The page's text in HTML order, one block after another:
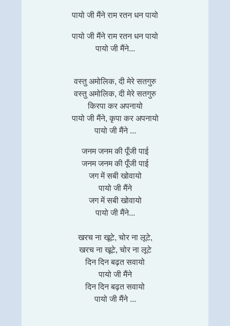
पायो जी मैंने राम रतन धन पायो
पायो जी मैंने राम रतन धन पायो
पायो जी मैंने...
वस्तु अमोलिक, दी मेरे सतगुरु
वस्तु अमोलिक, दी मेरे सतगुरु
किरपा कर अपनायो
पायो जी मैंने, कृपा कर अपनायो
पायो जी मैंने ...
जनम जनम की पूँजी पाई
जनम जनम की पूँजी पाई
जग में सबी खोवायो
पायो जी मैंने
जग में सबी खोवायो
पायो जी मैंने...
खरच ना खूटे, चोर ना लूटे,
खरच ना खूटे, चोर ना लूटे
दिन दिन बढ़त सवायो
पायो जी मैंने
दिन दिन बढ़त सवायो
पायो जी मैंने ...